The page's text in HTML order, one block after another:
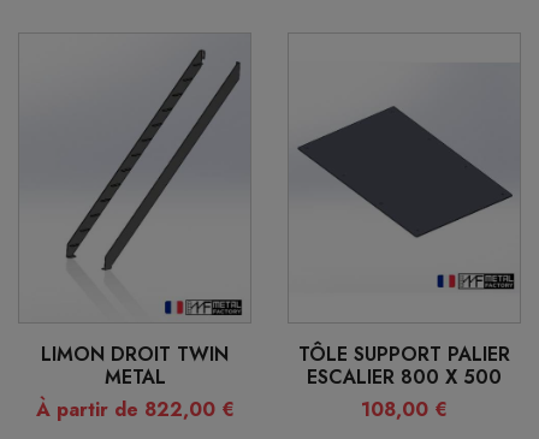
LIMON DROIT TWIN
METAL
À partir de 822,00 €
TÔLE SUPPORT PALIER
ESCALIER 800 X 500
108,00 €